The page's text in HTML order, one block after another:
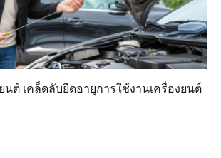
ต์ เคล็ดลับยืดอายุการใช้งานเครื่องยนต์